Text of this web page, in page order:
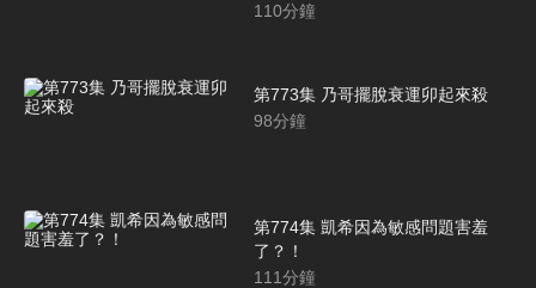
110分鐘
第773集 乃哥擺脫衰運卯起來殺
98分鐘
第774集 凱希因為敏感問題害羞
了？！
111分鐘